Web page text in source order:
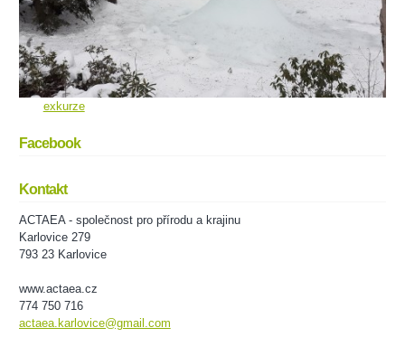
exkurze
Facebook
Kontakt
ACTAEA - společnost pro přírodu a krajinu
Karlovice 279
793 23 Karlovice
www.actaea.cz
774 750 716
actaea.karlovice@gmail.com